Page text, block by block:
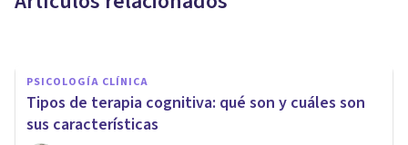
PSICOLOGÍA CLÍNICA
Tipos de terapia cognitiva: qué son y cuáles son
sus características